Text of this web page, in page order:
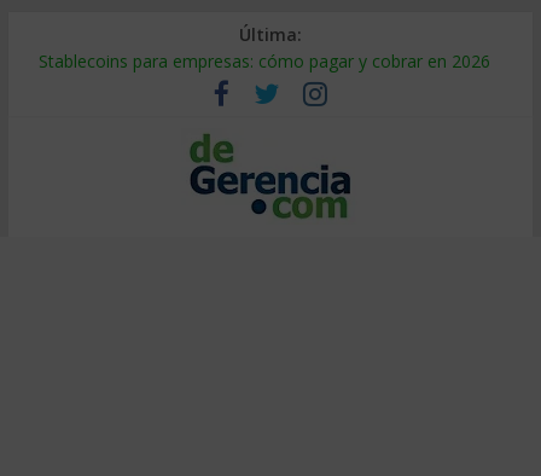
Última:
Stablecoins para empresas: cómo pagar y cobrar en 2026
Despido silencioso: qué es y por qué sale tan caro
IA en selección de personal: cómo auditarla a tiempo
Trabajo forzoso en la cadena de suministro: qué hacer
Mercado hispano de EE. UU.: cómo segmentarlo y venderle